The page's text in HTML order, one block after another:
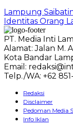
Lampung
Identitas Orang
PT. Media Inti
Alamat: Jalan M.
Kota Bandar
Email:
Telp./WA: +62
Redaksi
Disclaimer
Pedoman Media
Info Iklan